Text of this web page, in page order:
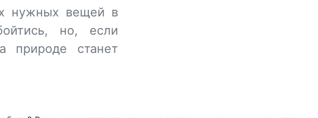
нужных вещей в
но, если
природе станет